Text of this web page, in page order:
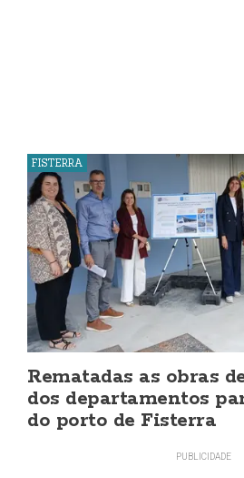
FISTERRA
Rematadas as obras
dos departamentos
do porto de Fisterra